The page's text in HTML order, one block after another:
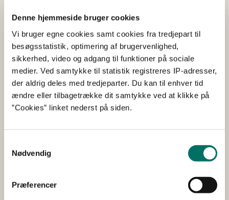
Denne hjemmeside bruger cookies
Vi bruger egne cookies samt cookies fra tredjepart til
besøgsstatistik, optimering af brugervenlighed,
sikkerhed, video og adgang til funktioner på sociale
medier. Ved samtykke til statistik registreres IP-adresser,
der aldrig deles med tredjeparter. Du kan til enhver tid
ændre eller tilbagetrække dit samtykke ved at klikke på
”Cookies” linket nederst på siden.
Nødvendig
Præferencer
hydrologiske modeller er ikke tilstrækkelige til
præcis problemidentifikation og kvalifikation. Især i byer
hvor de jordnære geologiske lag består af flere meters
’gammel by-infrastruktur’ er det tvivlsomt om dagens
data og metoder er korrekte nok til at beskrive det
terrænnære grundvand. Projektet fokuserer på en
teknisk gennemførlighedsundersøgelse for at vurdere
eksisterende datagrundlag og modeller til at
identificere problemer pga. terrænnært grundvand.